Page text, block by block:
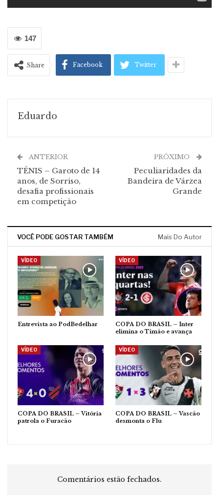
147
Share Facebook Twitter
Eduardo
ANTERIOR
TÊNIS – Garoto de 14
anos, de Sorriso,
desafia profissionais
em competição
PRÓXIMO
Peculiaridades da
Bandeira de Várzea
Grande
VOCÊ PODE GOSTAR TAMBÉM Mais Do Autor
VÍDEO
Entrevista ao PodBedelhar
VÍDEO
COPA DO BRASIL – Inter
elimina o Timão e avança
VÍDEO
COPA DO BRASIL – Vitória
patrola o Furacão
VÍDEO
COPA DO BRASIL – Vascão
desmonta o Flu
Comentários estão fechados.